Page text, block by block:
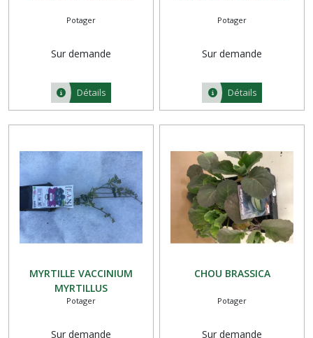
Potager
Sur demande
Détails
Potager
Sur demande
Détails
MYRTILLE VACCINIUM
MYRTILLUS
Potager
Sur demande
CHOU BRASSICA
Potager
Sur demande